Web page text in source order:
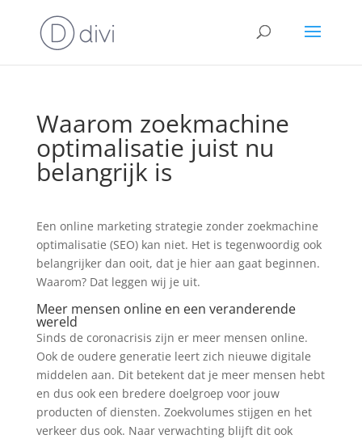
Waarom zoekmachine
optimalisatie juist nu
belangrijk is
Een online marketing strategie zonder zoekmachine
optimalisatie (SEO) kan niet. Het is tegenwoordig ook
belangrijker dan ooit, dat je hier aan gaat beginnen.
Waarom? Dat leggen wij je uit.
Meer mensen online en een veranderende
wereld
Sinds de coronacrisis zijn er meer mensen online.
Ook de oudere generatie leert zich nieuwe digitale
middelen aan. Dit betekent dat je meer mensen hebt
en dus ook een bredere doelgroep voor jouw
producten of diensten. Zoekvolumes stijgen en het
verkeer dus ook. Naar verwachting blijft dit ook